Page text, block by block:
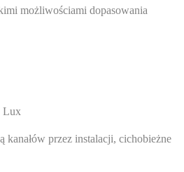
możliwościami dopasowania
Lux
przez instalacji, cichobieżne